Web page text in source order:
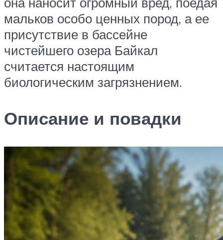
мальков особо ценных пород, а ее
присутствие в бассейне
чистейшего озера Байкал
считается настоящим
биологическим загрязнением.
Описание и повадки